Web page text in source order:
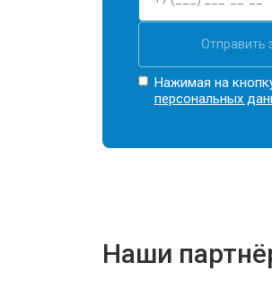
Отправить
Нажимая на
персональных
Наши